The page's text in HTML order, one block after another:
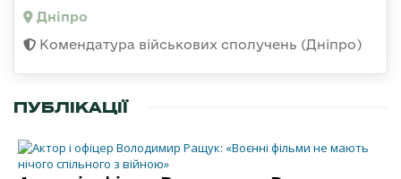
Дніпро
Комендатура військових сполучень (Дніпро)
ПУБЛІКАЦІЇ